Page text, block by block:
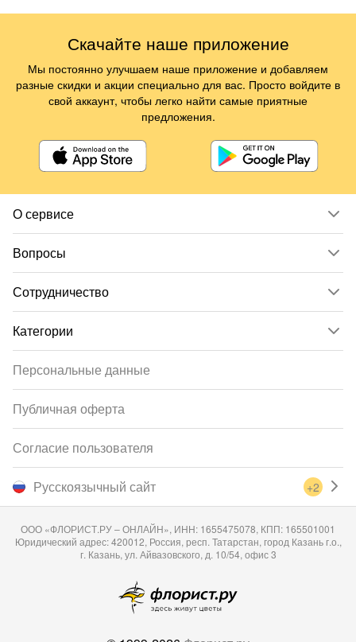
О сервисе
Вопросы
Сотрудничество
Категории
Русскоязычный сайт +2
Персональные данные
Публичная оферта
Согласие пользователя
ООО «ФЛОРИСТ.РУ – ОНЛАЙН», ИНН: 1655475078, КПП: 165501001
Юридический адрес: 420012, Россия, респ. Татарстан, город Казань г.о.,
г. Казань, ул. Айвазовского, д. 10/54, офис 3
Скачайте наше приложение
Мы постоянно улучшаем наше приложение и добавляем
разные скидки и акции специально для вас. Просто войдите в
свой аккаунт, чтобы легко найти самые приятные
предложения.